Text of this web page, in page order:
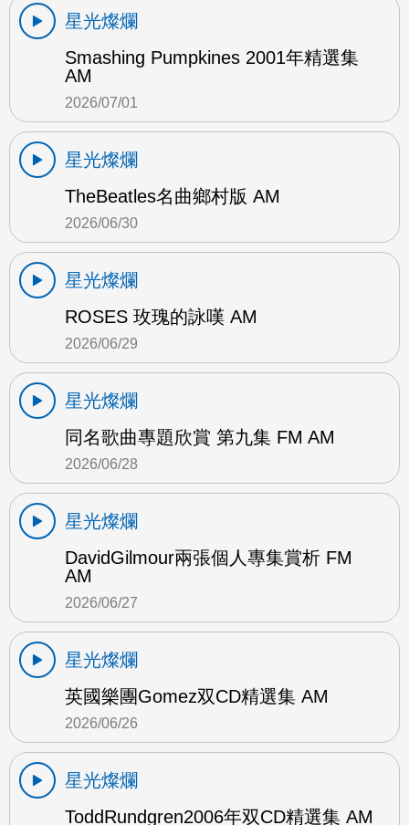
星光燦爛
Smashing Pumpkines 2001年精選集
AM
2026/07/01
星光燦爛
TheBeatles名曲鄉村版 AM
2026/06/30
星光燦爛
ROSES 玫瑰的詠嘆 AM
2026/06/29
星光燦爛
同名歌曲專題欣賞 第九集 FM AM
2026/06/28
星光燦爛
DavidGilmour兩張個人專集賞析 FM
AM
2026/06/27
星光燦爛
英國樂團Gomez双CD精選集 AM
2026/06/26
星光燦爛
ToddRundgren2006年双CD精選集 AM